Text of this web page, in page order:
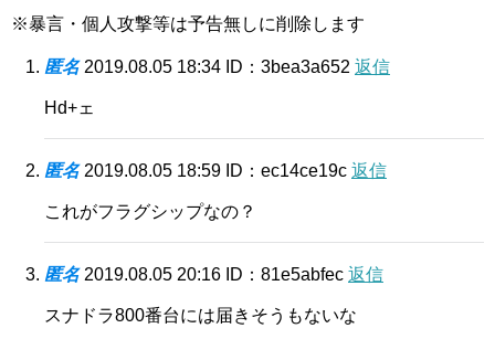
※暴言・個人攻撃等は予告無しに削除します
匿名 2019.08.05 18:34 ID：3bea3a652 返信
Hd+ェ
匿名 2019.08.05 18:59 ID：ec14ce19c 返信
これがフラグシップなの？
匿名 2019.08.05 20:16 ID：81e5abfec 返信
スナドラ800番台には届きそうもないな